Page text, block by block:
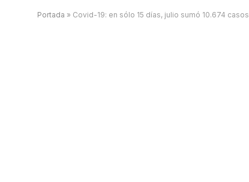
Portada » Covid-19: en sólo 15 días, julio sumó 10.674 casos